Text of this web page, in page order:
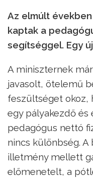
Az elmúlt
kaptak a
segítséggel. Egy
A miniszternek
javasolt, ötelemű
feszültséget okoz,
egy pályakezdő és
pedagógus nettó
nincs különbség.
illetmény mellett
előmenetelt, a